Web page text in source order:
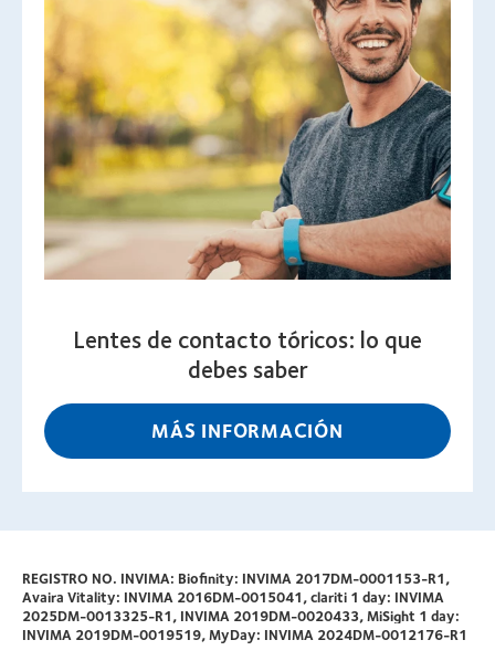
Lentes de contacto tóricos: lo que
debes saber
MÁS INFORMACIÓN
REGISTRO NO. INVIMA: Biofinity: INVIMA 2017DM-0001153-R1,
Avaira Vitality: INVIMA 2016DM-0015041, clariti 1 day: INVIMA
2025DM-0013325-R1, INVIMA 2019DM-0020433, MiSight 1 day:
INVIMA 2019DM-0019519, MyDay: INVIMA 2024DM-0012176-R1